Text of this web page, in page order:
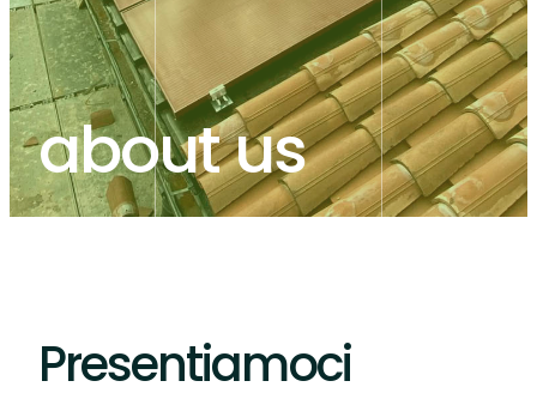
about us
Presentiamoci